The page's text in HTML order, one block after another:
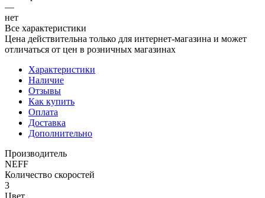
—
нет
Все характеристики
Цена действительна только для интернет-магазина и может
отличаться от цен в розничных магазинах
Характеристики
Наличие
Отзывы
Как купить
Оплата
Доставка
Дополнительно
Производитель
NEFF
Количество скоростей
3
Цвет